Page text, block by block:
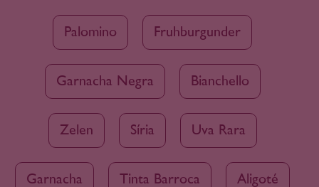
Palomino Fruhburgunder
Garnacha Negra Bianchello
Zelen Síria Uva Rara
Garnacha Tinta Barroca Aligoté